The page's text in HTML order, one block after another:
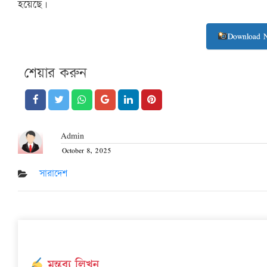
হয়েছে।
Download
শেয়ার করুন
Admin
Posted
on
October 8, 2025
সারাদেশ